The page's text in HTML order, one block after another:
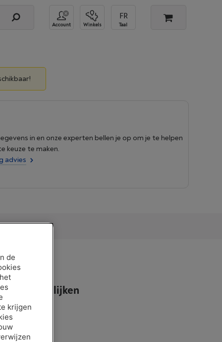
Account Winkels Taal
in en onze experten bellen je op om je te helpen
keuze te maken.
advies
Vergelijken
de
krijgen